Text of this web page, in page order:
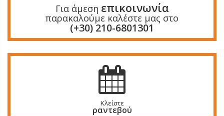
Για άμεση επικοινωνία
παρακαλούμε καλέστε μας στο
(+30) 210-6801301
Κλείστε
ραντεβού